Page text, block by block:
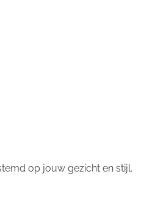
op jouw gezicht en stijl.